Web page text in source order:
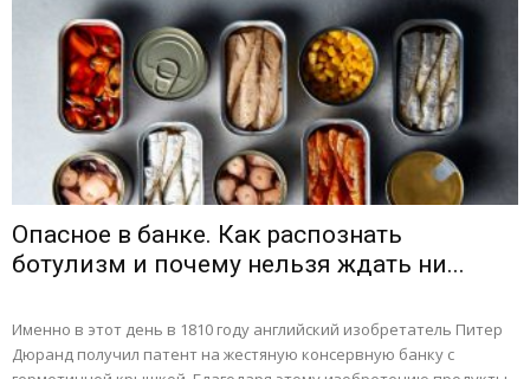
Опасное в банке. Как распознать
ботулизм и почему нельзя ждать ни...
Именно в этот день в 1810 году английский изобретатель Питер
Дюранд получил патент на жестяную консервную банку с